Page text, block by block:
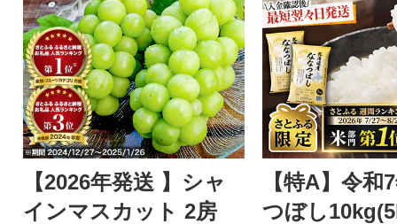
【2026年発送 】シャ
インマスカット 2房
【特A】令和
つぼし